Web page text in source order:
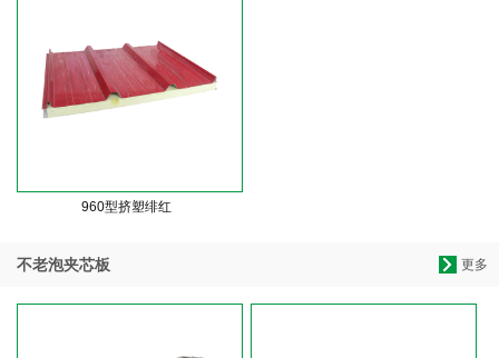
960型挤塑绯红
更多
不老泡夹芯板